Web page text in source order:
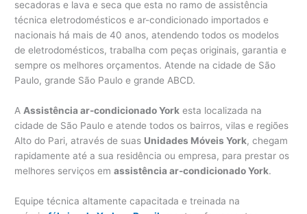
secadoras e lava e seca que esta no ramo de assistência
técnica eletrodomésticos e ar-condicionado importados e
nacionais há mais de 40 anos, atendendo todos os modelos
de eletrodomésticos, trabalha com peças originais, garantia e
sempre os melhores orçamentos. Atende na cidade de São
Paulo, grande São Paulo e grande ABCD.
A Assistência ar-condicionado York esta localizada na
cidade de São Paulo e atende todos os bairros, vilas e regiões
Alto do Pari, através de suas Unidades Móveis York, chegam
rapidamente até a sua residência ou empresa, para prestar os
melhores serviços emassistência ar-condicionado York.
Equipe técnica altamente capacitada e treinada na